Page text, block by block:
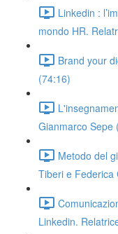
Linkedin :
mondo HR.
Brand your
(74:16)
Gianmarco Sepe
Metodo del
Tiberi e Federica
Linkedin.